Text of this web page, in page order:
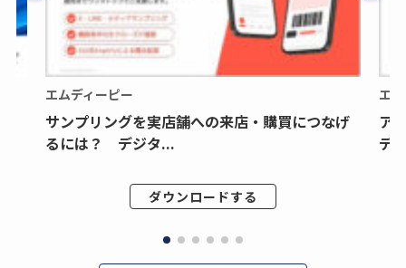
エムディーピー
サンプリングを実店舗への来店・購買につなげ
るには？ デジタ...
ダウンロードする
エ
ア
デ